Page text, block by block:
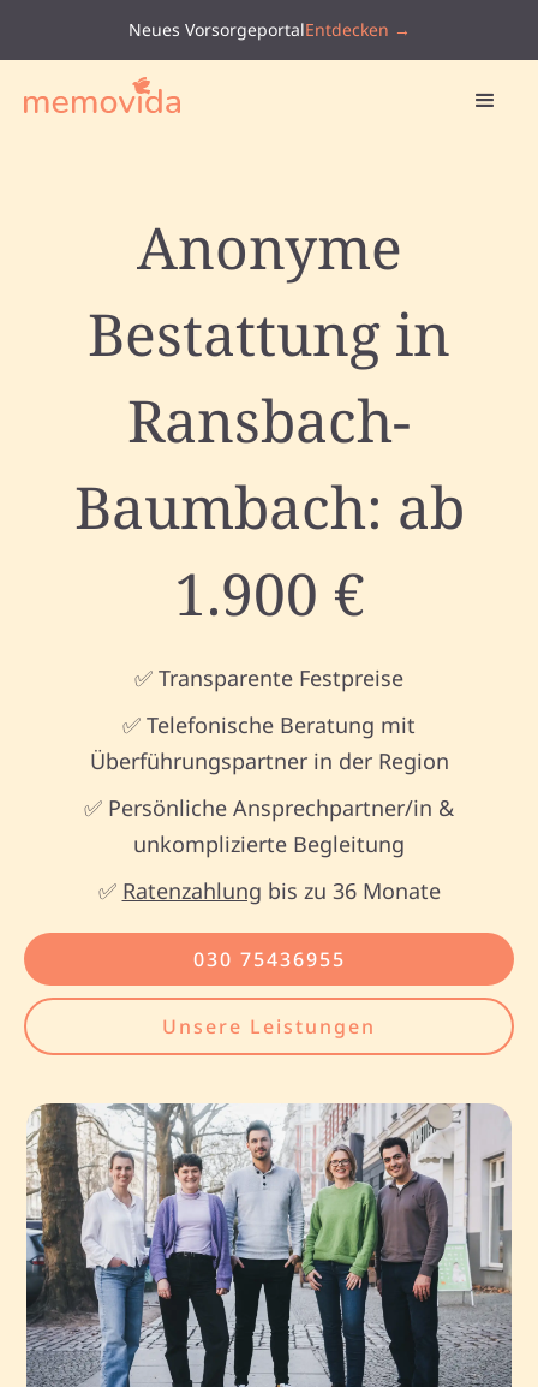
Neues VorsorgeportalEntdecken →
Anonyme
Bestattung in
Ransbach-
Baumbach: ab
1.900 €
✅ Transparente Festpreise
✅ Telefonische Beratung mit
Überführungspartner in der Region
✅ Persönliche Ansprechpartner/in &
unkomplizierte Begleitung
✅ Ratenzahlung bis zu 36 Monate
030 75436955
Unsere Leistungen